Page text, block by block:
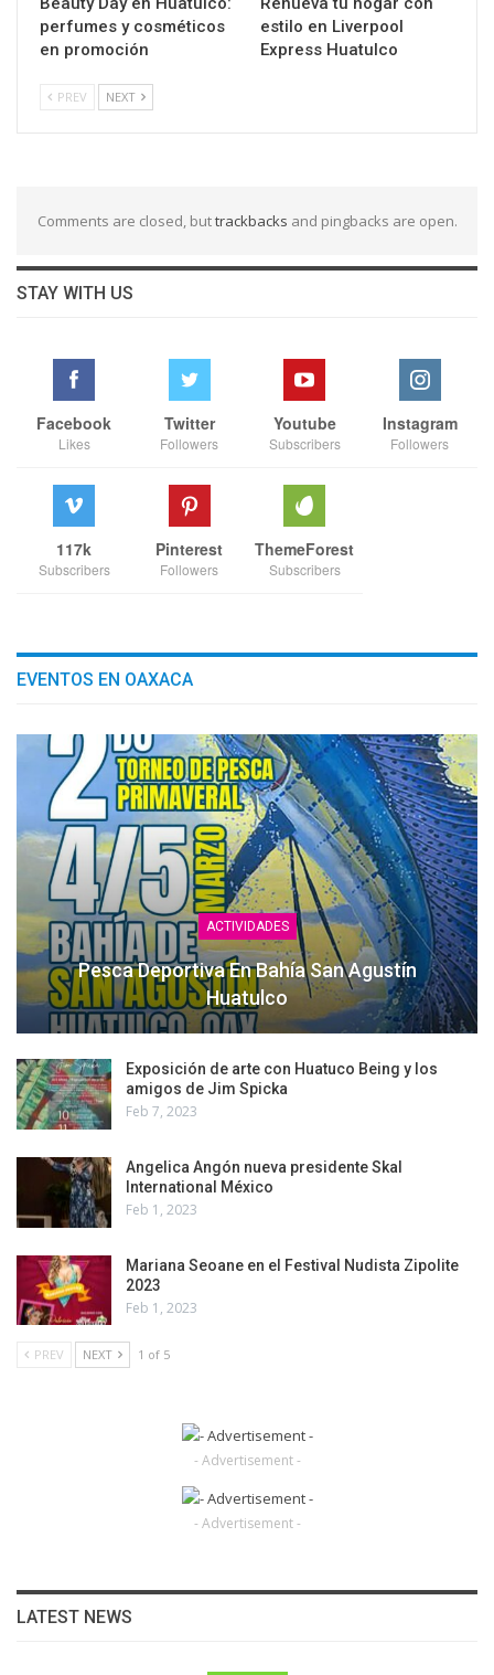
perfumes y cosméticos
en promoción
estilo en Liverpool
Express Huatulco
PREV NEXT
Comments are closed, buttrackbacks and pingbacks are open.
STAY WITH US
Facebook
Likes
Twitter
Followers
Youtube
Subscribers
Instagram
Followers
117k
Subscribers
Pinterest
Followers
ThemeForest
Subscribers
EVENTOS EN OAXACA
ACTIVIDADES
Pesca Deportiva En Bahía San Agustín
Huatulco
Exposición de arte con Huatuco Being y los
amigos de Jim Spicka
Feb 7, 2023
Angelica Angón nueva presidente Skal
International México
Feb 1, 2023
Mariana Seoane en el Festival Nudista Zipolite
2023
Feb 1, 2023
PREV NEXT 1 of 5
- Advertisement -
- Advertisement -
LATEST NEWS